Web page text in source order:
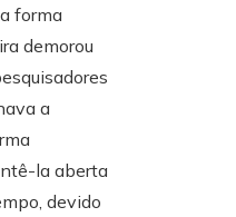
forma
demorou
a
la aberta
devido